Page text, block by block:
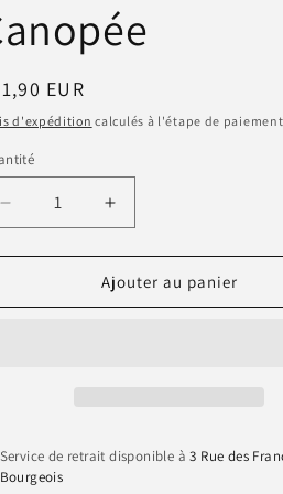
n
EUR
d'expédition calculés à l'étape de
Réduire
la
quantité
Crème
Augmenter
la
quantité
de
Crème
Ajouter au panier
Service de retrait disponible à3 Rue des
Bourgeois